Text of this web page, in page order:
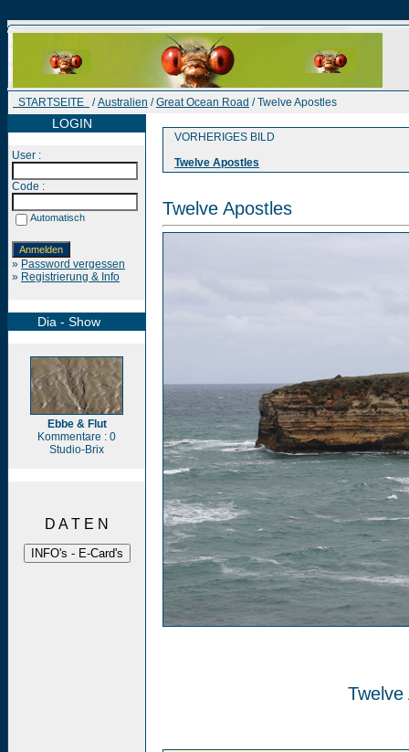
STARTSEITE /Australien /Great Ocean Road / Twelve Apostles
LOGIN
User :
Code :
Automatisch
» Password vergessen
» Registrierung & Info
Dia - Show
Ebbe & Flut
Kommentare : 0
Studio-Brix
D A T E N
VORHERIGES BILD
Twelve Apostles
Twelve Apostles
Twelve